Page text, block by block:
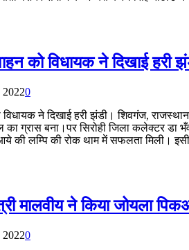
को विधायक ने दिखाई हरी
20220
ने दिखाई हरी झंडी। शिवगंज,
का ग्रास बना।पर सिरोही जिला कलेक्टर
की लम्पि की रोक थाम में सफलता मिली।
मालवीय ने किया जोयला
20220